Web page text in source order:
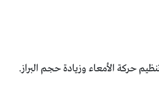
حركة الأمعاء وزيادة حجم البراز.